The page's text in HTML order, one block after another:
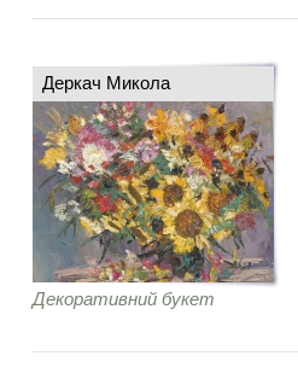
Деркач Микола
Декоративний букет